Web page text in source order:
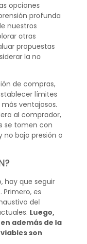
opciones
profunda
nuestros
otras
propuestas
la no
de compras,
límites
ventajosos.
al comprador,
se tomen con
no bajo presión o
hay que seguir
es
del
Luego,
además de la
son